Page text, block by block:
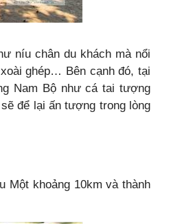
níu chân du khách mà nổi
ghép… Bên cạnh đó, tại
Nam Bộ như cá tai tượng
để lại ấn tượng trong lòng
Một khoảng 10km và thành